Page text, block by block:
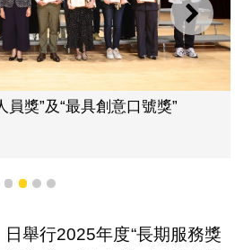
下一
員獎”及“最具創意口號獎”
1 2 3 4
舉行2025年度“長期服務獎